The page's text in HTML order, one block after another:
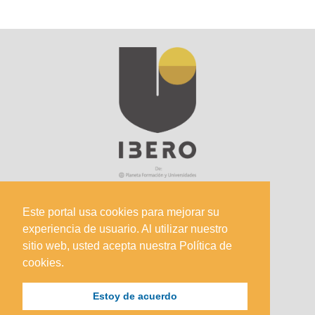
Este portal usa cookies para mejorar su
experiencia de usuario. Al utilizar nuestro
sitio web, usted acepta nuestra Política de
cookies.
Estoy de acuerdo
Sede Principal
Calle 67 #5-27; Bogotá, Colombia.